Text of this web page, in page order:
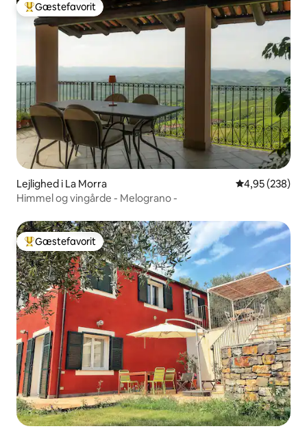
Bedste gæstefavorit
Gæstefavorit
Lejlighed i La Morra 4,95 ud af 5 i
4,95 (238)
Himmel og vingårde - Melograno -
Bedste gæstefavorit
Gæstefavorit